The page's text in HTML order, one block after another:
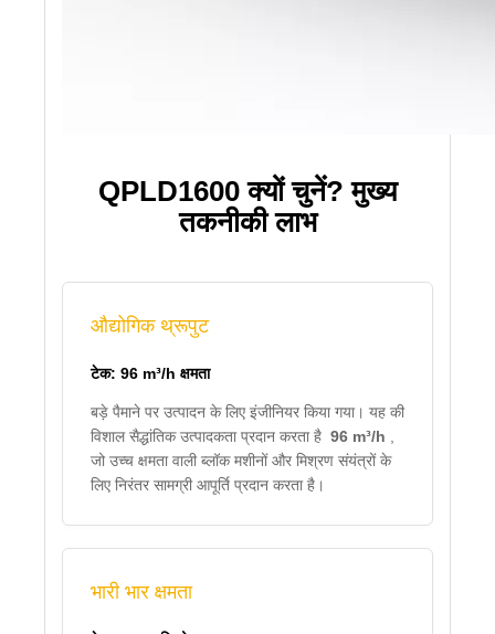
QPLD1600 क्यों चुनें? मुख्य
तकनीकी लाभ
औद्योगिक थ्रूपुट
टेक: 96 m³/h क्षमता
बड़े पैमाने पर उत्पादन के लिए इंजीनियर किया गया। यह की
विशाल सैद्धांतिक उत्पादकता प्रदान करता है 96 m³/h
जो उच्च क्षमता वाली ब्लॉक मशीनों और मिश्रण संयंत्रों के
लिए निरंतर सामग्री आपूर्ति प्रदान करता है।
भारी भार क्षमता